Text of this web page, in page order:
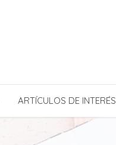
ARTÍCULOS DE INTERÉS